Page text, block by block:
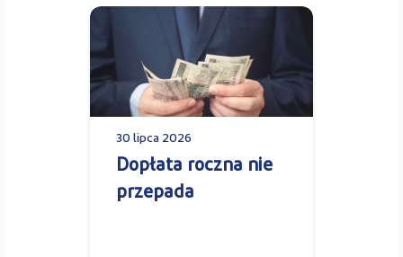
30 lipca 2026
Dopłata roczna nie
przepada